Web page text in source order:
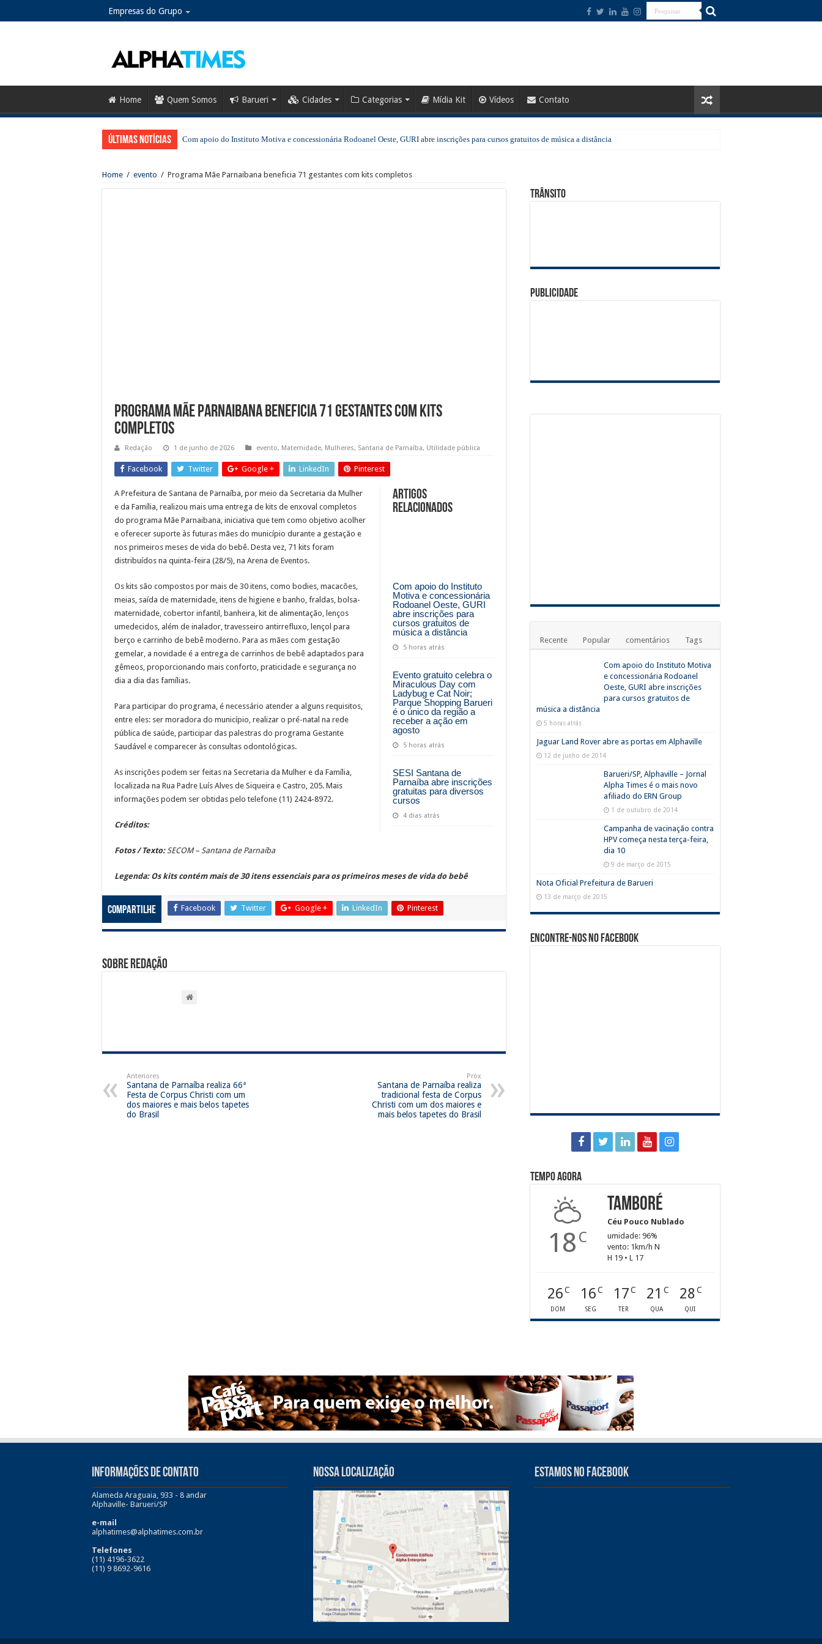
Empresas do Grupo
Home Quem Somos Barueri Cidades Categorias Mídia Kit Vídeos Contato
Últimas notícias Com apoio do Instituto Motiva e concessionária Rodoanel Oeste, GURI abre inscrições para cursos gratuitos de música a distância
Evento gratuito celebra o Miraculous Day com Ladybug e Cat Noir; Parque Shopping Barueri é o único da região a receber a ação em agosto
Greve na CPTM: sindicato descumpre determinação judicial e opera abaixo do efetivo mínimo no horário de pico
Home / evento / Programa Mãe Parnaibana beneficia 71 gestantes com kits completos
Programa Mãe Parnaibana beneficia 71 gestantes com kits
completos
Redação 1 de junho de 2026 evento, Maternidade, Mulheres, Santana de Parnaíba, Utilidade pública
Facebook Twitter Google + LinkedIn Pinterest
Artigos
relacionados
Com apoio do Instituto
Motiva e concessionária
Rodoanel Oeste, GURI
abre inscrições para
cursos gratuitos de
música a distância
5 horas atrás
Evento gratuito celebra o
Miraculous Day com
Ladybug e Cat Noir;
Parque Shopping Barueri
é o único da região a
receber a ação em
agosto
5 horas atrás
SESI Santana de
Parnaíba abre inscrições
gratuitas para diversos
cursos
4 dias atrás
A Prefeitura de Santana de Parnaíba, por meio da Secretaria da Mulher
e da Família, realizou mais uma entrega de kits de enxoval completos
do programa Mãe Parnaibana, iniciativa que tem como objetivo acolher
e oferecer suporte às futuras mães do município durante a gestação e
nos primeiros meses de vida do bebê. Desta vez, 71 kits foram
distribuídos na quinta-feira (28/5), na Arena de Eventos.
Os kits são compostos por mais de 30 itens, como bodies, macacões,
meias, saída de maternidade, itens de higiene e banho, fraldas, bolsa-
maternidade, cobertor infantil, banheira, kit de alimentação, lenços
umedecidos, além de inalador, travesseiro antirrefluxo, lençol para
berço e carrinho de bebê moderno. Para as mães com gestação
gemelar, a novidade é a entrega de carrinhos de bebê adaptados para
gêmeos, proporcionando mais conforto, praticidade e segurança no
dia a dia das famílias.
Para participar do programa, é necessário atender a alguns requisitos,
entre eles: ser moradora do município, realizar o pré-natal na rede
pública de saúde, participar das palestras do programa Gestante
Saudável e comparecer às consultas odontológicas.
As inscrições podem ser feitas na Secretaria da Mulher e da Família,
localizada na Rua Padre Luís Alves de Siqueira e Castro, 205. Mais
informações podem ser obtidas pelo telefone (11) 2424-8972.
Créditos:
Fotos / Texto:SECOM – Santana de Parnaíba
Legenda: Os kits contém mais de 30 itens essenciais para os primeiros meses de vida do bebê
Compartilhe Facebook Twitter Google + LinkedIn Pinterest
Sobre Redação
Anteriores
Santana de Parnaíba realiza 66ª
Festa de Corpus Christi com um
dos maiores e mais belos tapetes
do Brasil
Próx
Santana de Parnaíba realiza
tradicional festa de Corpus
Christi com um dos maiores e
mais belos tapetes do Brasil
Trânsito
Publicidade
Recente Popular comentários Tags
Com apoio do Instituto Motiva
e concessionária Rodoanel
Oeste, GURI abre inscrições
para cursos gratuitos de
música a distância
5 horas atrás
Jaguar Land Rover abre as portas em Alphaville
12 de junho de 2014
Barueri/SP, Alphaville – Jornal
Alpha Times é o mais novo
afiliado do ERN Group
1 de outubro de 2014
Campanha de vacinação contra
HPV começa nesta terça-feira,
dia 10
9 de março de 2015
Nota Oficial Prefeitura de Barueri
13 de março de 2015
Encontre-nos no Facebook
Tempo agora
18 C
Tamboré
Céu Pouco Nublado
umidade: 96%
vento: 1km/h N
H 19 • L 17
26 C
DOM
16 C
SEG
17 C
TER
21 C
QUA
28 C
QUI
INFORMAÇÕES DE CONTATO
Alameda Araguaia, 933 - 8 andar
Alphaville- Barueri/SP
e-mail
alphatimes@alphatimes.com.br
Telefones
(11) 4196-3622
(11) 9 8692-9616
Nossa Localização Estamos no Facebook